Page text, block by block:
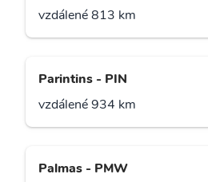
vzdálené 813 km
Parintins - PIN
vzdálené 934 km
Palmas - PMW